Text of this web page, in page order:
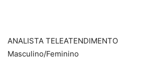
ANALISTA TELEATENDIMENTO
Masculino/Feminino